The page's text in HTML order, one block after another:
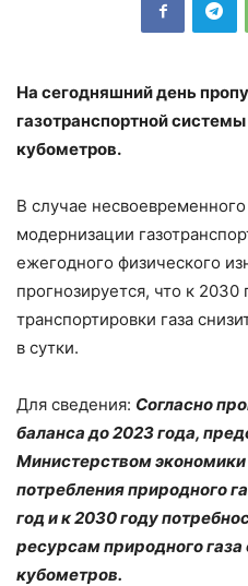
На сегодняшний день
газотранспортной
кубометров.
В случае
модернизации
ежегодного физического
прогнозируется, что к
транспортировки газа
в сутки.
Для сведения: Согласно
баланса до 2023 года,
Министерством
потребления природного
год и к 2030 году
ресурсам природного
кубометров.